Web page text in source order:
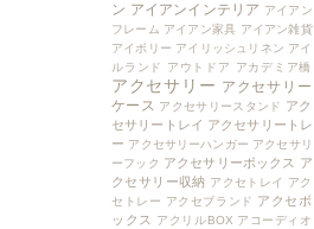
ン アイアンインテリア アイアン
フレーム アイアン家具 アイアン雑貨
アイボリー アイリッシュリネン アイ
ルランド
アウトドア アカデミア橋
アクセサリー アクセサリー
ケース アクセサリースタンド アク
セサリートレイ アクセサリートレ
ー アクセサリーハンガー アクセサリ
ーフック アクセサリーボックス ア
クセサリー収納 アクセトレイ
アク
セトレー アクセブランド アクセボ
ックス
アクリルBOX アコーディオ